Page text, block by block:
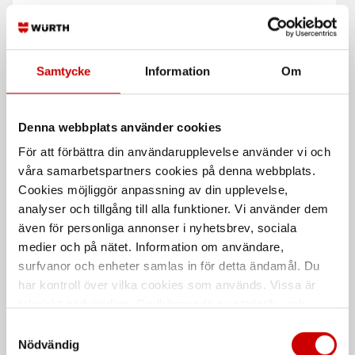
Samtycke Information Om
Denna webbplats använder cookies
För att förbättra din användarupplevelse använder vi och
våra samarbetspartners cookies på denna webbplats.
Cookies möjliggör anpassning av din upplevelse,
analyser och tillgång till alla funktioner. Vi använder dem
även för personliga annonser i nyhetsbrev, sociala
medier och på nätet. Information om användare,
surfvanor och enheter samlas in för detta ändamål. Du
har kontroll över vilka cookies som används. Vissa är
länder utanför EU med olika dataskyddsnormer. Genom
Nödvändig
1/2"
Metrisk - längd 100 mm
Insexhylsa Würth 1/2"
Metrisk, längd 60 mm
Tecos Insexhylsa 3/8"
Längd 48/126 mm
E-TX Hylsa 1/2"
E-TX hylsa, längd 37 mm